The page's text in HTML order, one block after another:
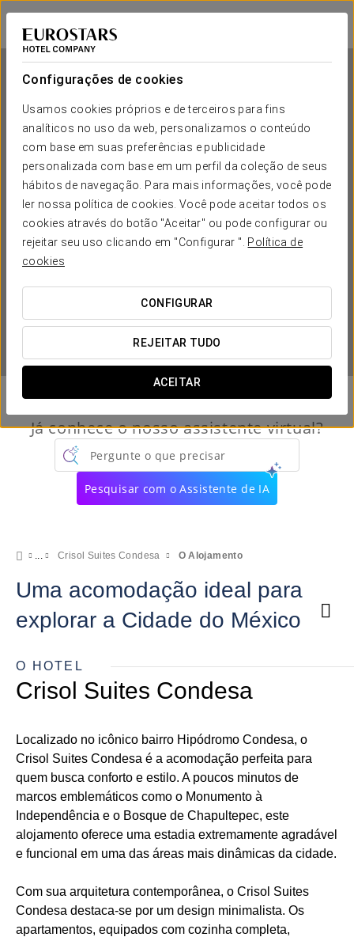
Configurações de cookies
Usamos cookies próprios e de terceiros para fins
analíticos no uso da web, personalizamos o conteúdo
com base em suas preferências e publicidade
personalizada com base em um perfil da coleção de seus
hábitos de navegação. Para mais informações, você pode
ler nossa política de cookies. Você pode aceitar todos os
cookies através do botão "Aceitar" ou pode configurar ou
rejeitar seu uso clicando em "Configurar ". Política de
cookies
CONFIGURAR
REJEITAR TUDO
ACEITAR
Crisol Suites Condesa
CIDADE DO MÉXICO, CDMX
Crisol Suites Condesa
CIDADE DO MÉXICO, CDMX
QUANDO QUER IR?
Já conhece o nosso assistente virtual?
Pergunte o que precisar
Pesquisar com o Assistente de IA
Crisol Suites Condesa O Alojamento
Uma acomodação ideal para
explorar a Cidade do México
O HOTEL
Crisol Suites Condesa
Localizado no icônico bairro Hipódromo Condesa, o
Crisol Suites Condesa é a acomodação perfeita para
quem busca conforto e estilo. A poucos minutos de
marcos emblemáticos como o Monumento à
Independência e o Bosque de Chapultepec, este
alojamento oferece uma estadia extremamente agradável
e funcional em uma das áreas mais dinâmicas da cidade.
Com sua arquitetura contemporânea, o Crisol Suites
Condesa destaca-se por um design minimalista. Os
apartamentos, equipados com cozinha completa,